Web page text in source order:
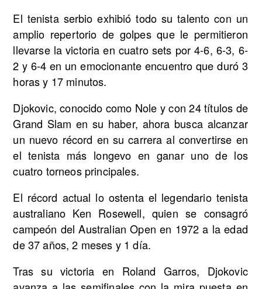
El tenista serbio exhibió todo su talento con un
amplio repertorio de golpes que le permitieron
llevarse la victoria en cuatro sets por 4-6, 6-3, 6-
2 y 6-4 en un emocionante encuentro que duró 3
horas y 17 minutos.
Djokovic, conocido como Nole y con 24 títulos de
Grand Slam en su haber, ahora busca alcanzar
un nuevo récord en su carrera al convertirse en
el tenista más longevo en ganar uno de los
cuatro torneos principales.
El récord actual lo ostenta el legendario tenista
australiano Ken Rosewell, quien se consagró
campeón del Australian Open en 1972 a la edad
de 37 años, 2 meses y 1 día.
Tras su victoria en Roland Garros, Djokovic